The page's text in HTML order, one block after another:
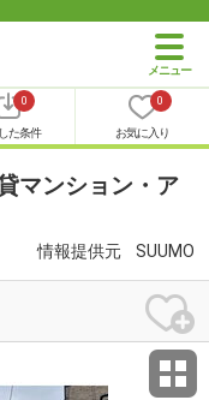
0
た条件
0
お気に入り
マンション・ア
情報提供元 SUUMO